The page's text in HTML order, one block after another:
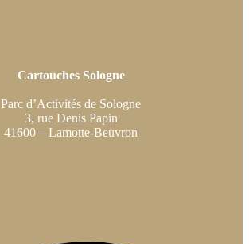
Cartouches Sologne
Parc d’Activités de Sologne
3, rue Denis Papin
41600 – Lamotte-Beuvron